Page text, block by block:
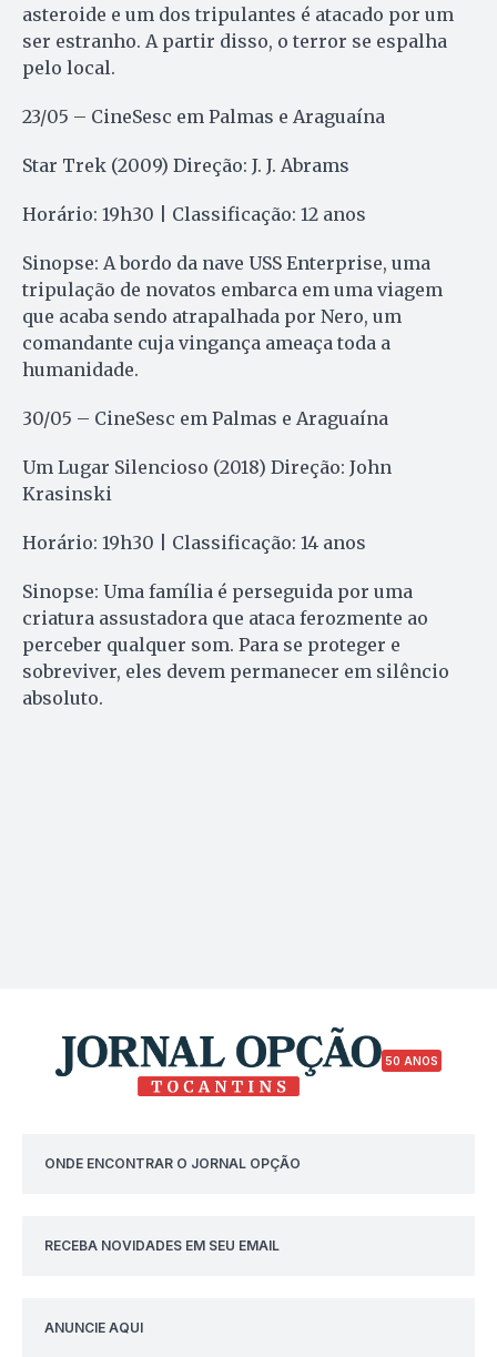
asteroide e um dos tripulantes é atacado por um
ser estranho. A partir disso, o terror se espalha
pelo local.
23/05 – CineSesc em Palmas e Araguaína
Star Trek (2009) Direção: J. J. Abrams
Horário: 19h30 | Classificação: 12 anos
Sinopse: A bordo da nave USS Enterprise, uma
tripulação de novatos embarca em uma viagem
que acaba sendo atrapalhada por Nero, um
comandante cuja vingança ameaça toda a
humanidade.
30/05 – CineSesc em Palmas e Araguaína
Um Lugar Silencioso (2018) Direção: John
Krasinski
Horário: 19h30 | Classificação: 14 anos
Sinopse: Uma família é perseguida por uma
criatura assustadora que ataca ferozmente ao
perceber qualquer som. Para se proteger e
sobreviver, eles devem permanecer em silêncio
absoluto.
50 ANOS
ONDE ENCONTRAR O JORNAL OPÇÃO
RECEBA NOVIDADES EM SEU EMAIL
ANUNCIE AQUI